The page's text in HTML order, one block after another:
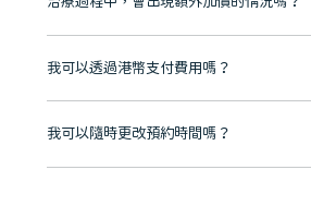
有咨詢及服務保障中心，有任何問題都可以隨時
不會，治療前我們會詳細說明治療方案及對應的
我可以透過港幣支付費用嗎？
可以。維港口腔會按照當日匯率轉算收取費用，
我可以隨時更改預約時間嗎？
可以，請盡早通過wechat或whatsapp聯絡我們